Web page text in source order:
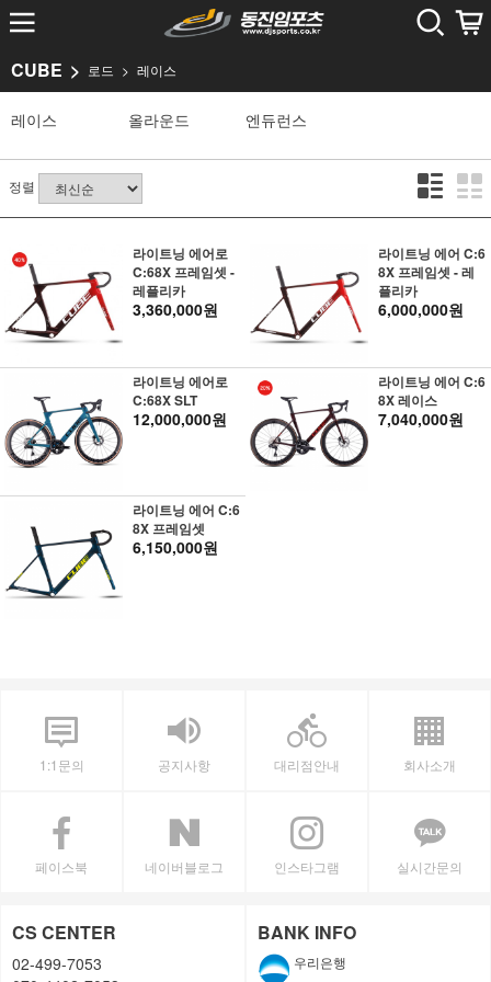
CUBE 로드 레이스
레이스 올라운드 엔듀런스
정렬
라이트닝 에어로
C:68X 프레임셋 -
레플리카
3,360,000원
라이트닝 에어 C:6
8X 프레임셋 - 레
플리카
6,000,000원
라이트닝 에어로
C:68X SLT
12,000,000원
라이트닝 에어 C:6
8X 레이스
7,040,000원
라이트닝 에어 C:6
8X 프레임셋
6,150,000원
1:1문의 공지사항 대리점안내 회사소개
페이스북 네이버블로그 인스타그램 실시간문의
CS CENTER
02-499-7053
BANK INFO
우리은행